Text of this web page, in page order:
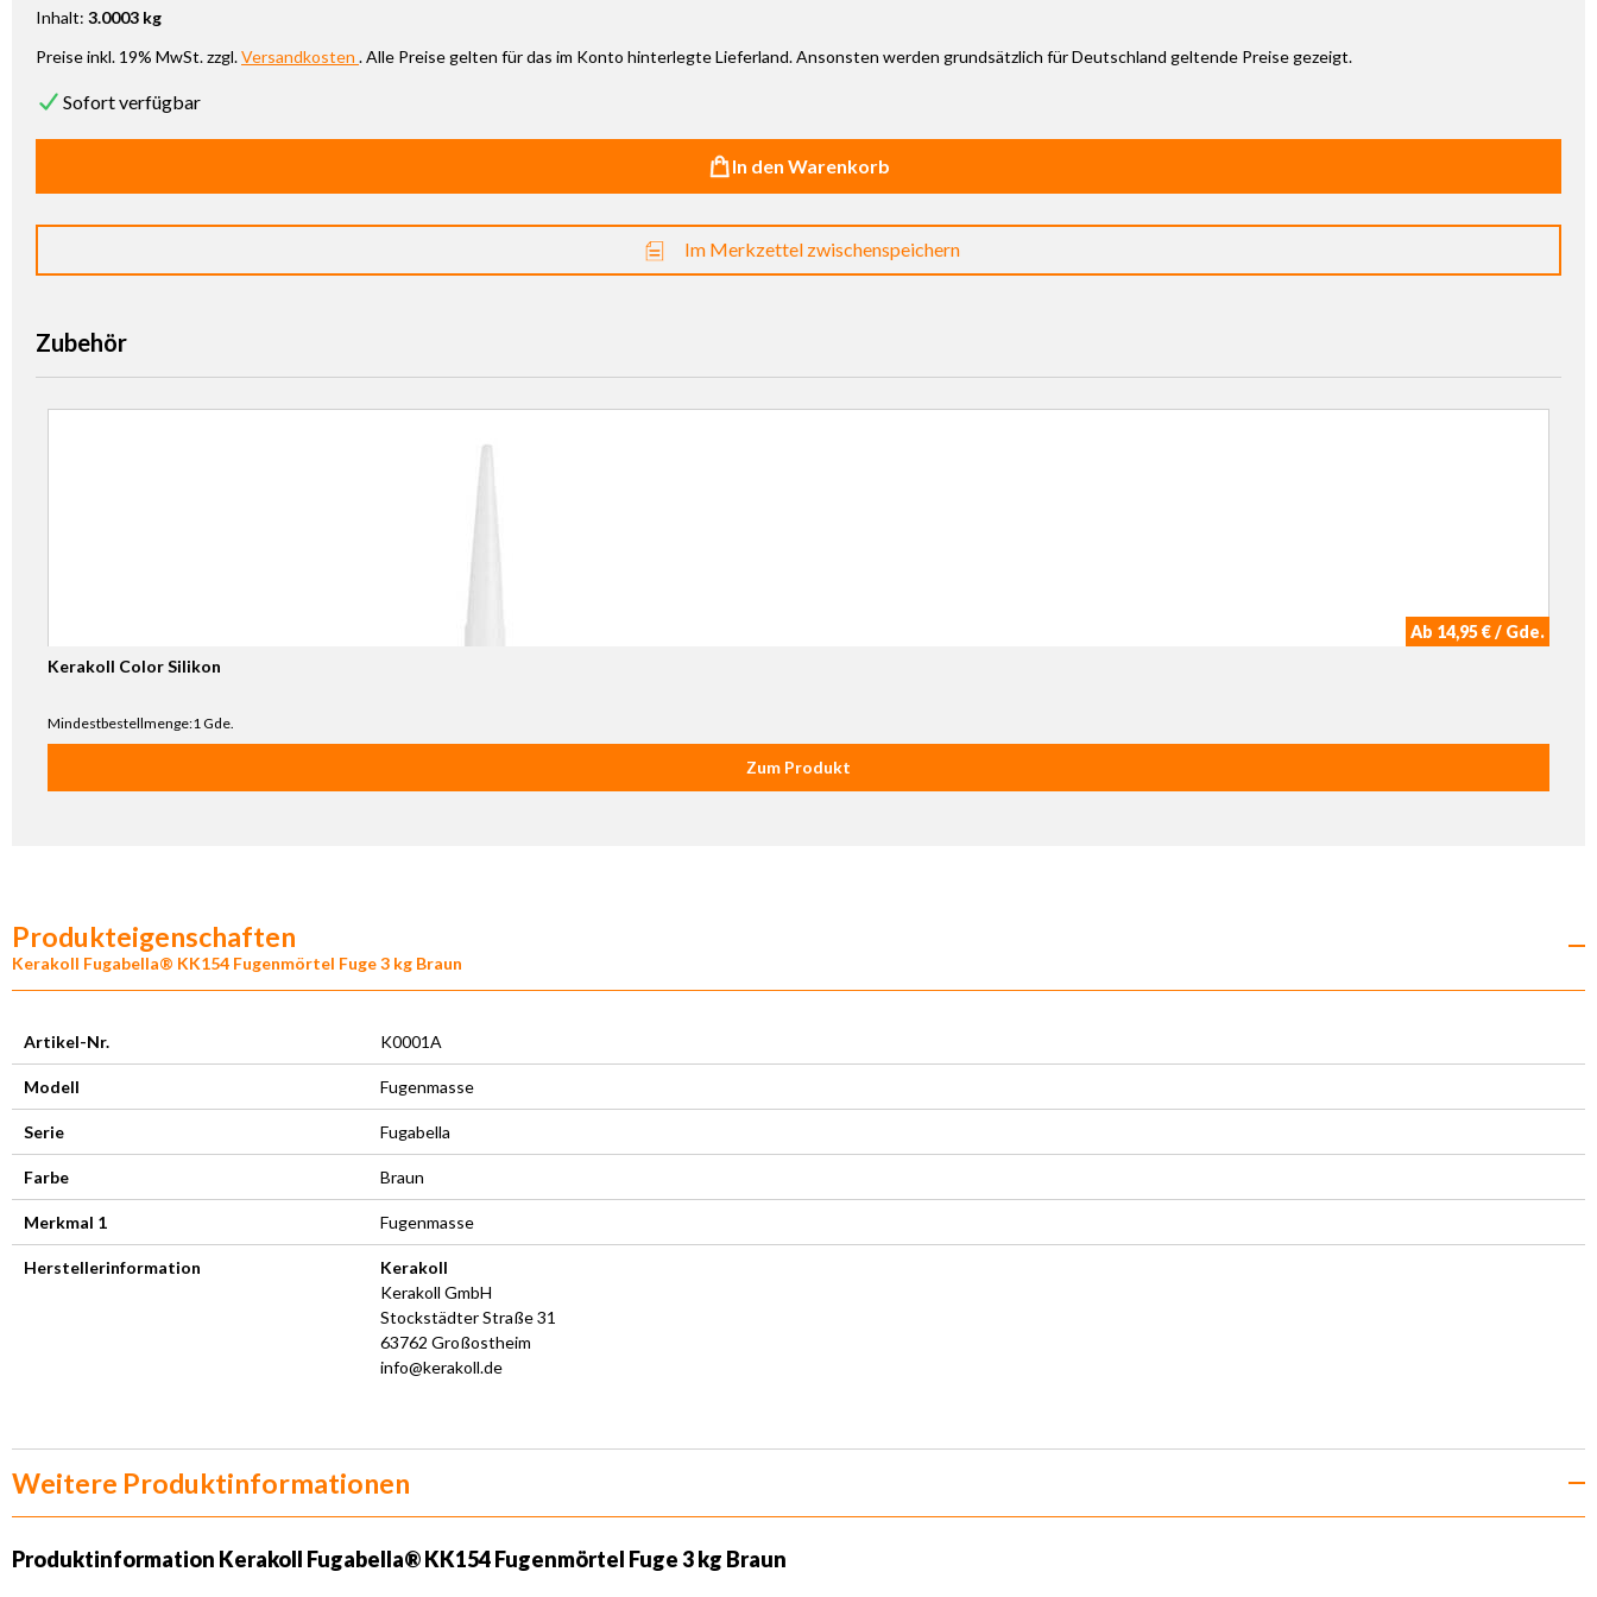
Inhalt: 3.0003 kg
Preise inkl. 19% MwSt. zzgl.Versandkosten . Alle Preise gelten für das im Konto hinterlegte Lieferland. Ansonsten werden grundsätzlich für Deutschland geltende Preise gezeigt.
Sofort verfügbar
In den Warenkorb
Im Merkzettel zwischenspeichern
Zubehör
Ab 14,95 € / Gde.
Kerakoll Color Silikon
Mindestbestellmenge:1 Gde.
Zum Produkt
Produkteigenschaften
Kerakoll Fugabella® KK154 Fugenmörtel Fuge 3 kg Braun
Artikel-Nr. K0001A
Modell Fugenmasse
Serie Fugabella
Farbe Braun
Merkmal 1 Fugenmasse
Herstellerinformation
Kerakoll
Kerakoll GmbH
Stockstädter Straße 31
63762 Großostheim
info@kerakoll.de
Weitere Produktinformationen
Produktinformation Kerakoll Fugabella® KK154 Fugenmörtel Fuge 3 kg Braun